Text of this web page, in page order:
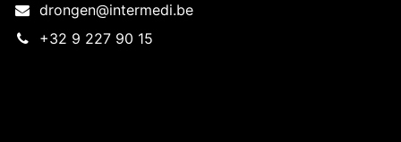
drongen@intermedi.be
+32 9 227 90 15